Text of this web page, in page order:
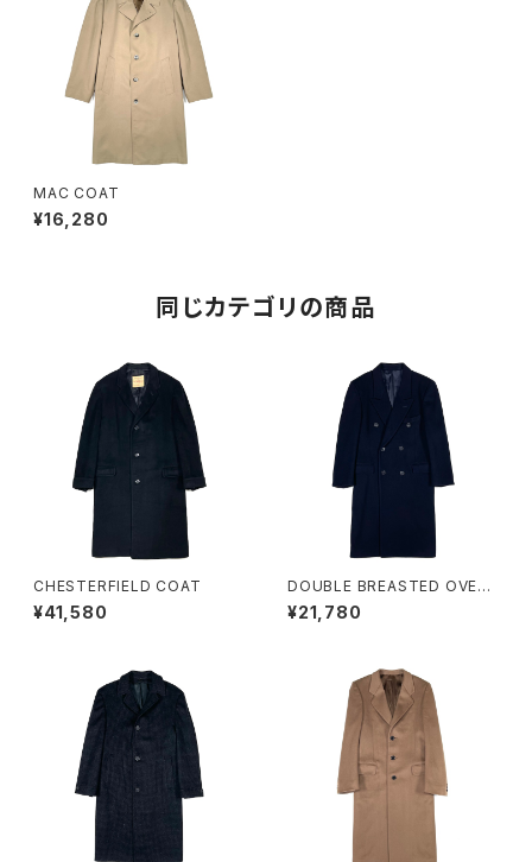
MAC COAT
¥16,280
同じカテゴリの商品
CHESTERFIELD COAT
¥41,580
DOUBLE BREASTED OVER
COAT
¥21,780